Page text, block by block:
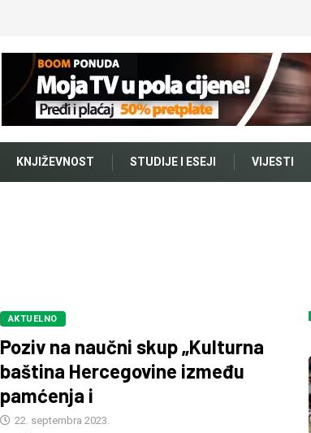
KNJIŽEVNOST STUDIJE I ESEJI VIJESTI
AKTUELNO
Poziv na naučni skup „Kulturna
baština Hercegovine između
pamćenja i
22. septembra 2023.